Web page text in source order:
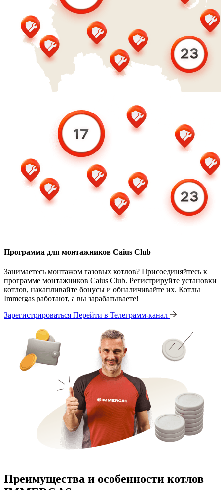
Программа для монтажников Caius Club
Занимаетесь монтажом газовых котлов? Присоединяйтесь к
программе монтажников Caius Club. Регистрируйте установки
котлов, накапливайте бонусы и обналичивайте их. Котлы
Immergas работают, а вы зарабатываете!
Зарегистрироваться Перейти в Телеграмм-канал
Преимущества и особенности котлов